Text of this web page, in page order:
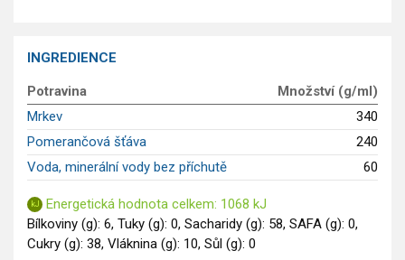
Dětské recepty
GLP-1 recepty
INGREDIENCE
Potravina
Množství (g/ml)
Mrkev
340
Pomerančová šťáva
240
Voda, minerální vody bez příchutě
60
Energetická hodnota celkem: 1068 kJ
Bílkoviny (g): 6, Tuky (g): 0, Sacharidy (g): 58, SAFA (g): 0,
Cukry (g): 38, Vláknina (g): 10, Sůl (g): 0